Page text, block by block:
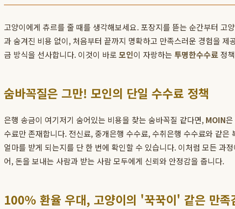
고양이에게 츄르를 줄 때를 생각해보세요. 포장지를 뜯는 순간부터 고
과 숨겨진 비용 없이, 처음부터 끝까지 명확하고 만족스러운 경험을 제
금 방식을 선사합니다. 이것이 바로 모인이 자랑하는 투명한수수료 정
숨바꼭질은 그만! 모인의 단일 수수료 정책
은행 송금이 여기저기 숨어있는 비용을 찾는 숨바꼭질 같다면, MOIN
수료만 존재합니다. 전신료, 중개은행 수수료, 수취은행 수수료와 같은
얼마를 받게 되는지를 단 한 번에 확인할 수 있습니다. 이처럼 모든 과정
어, 돈을 보내는 사람과 받는 사람 모두에게 신뢰와 안정감을 줍니다.
100% 환율 우대, 고양이의 '꾹꾹이' 같은 만족